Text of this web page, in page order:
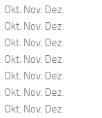
Okt. Nov. Dez.
Okt. Nov. Dez.
Okt. Nov. Dez.
Okt. Nov. Dez.
Okt. Nov. Dez.
Okt. Nov. Dez.
Okt. Nov. Dez.